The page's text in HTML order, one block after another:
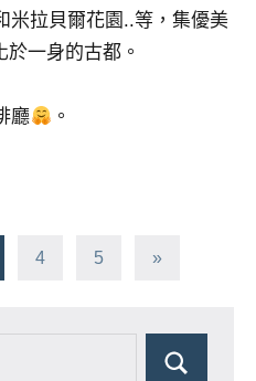
米拉貝爾花園..等，集優美
一身的古都。
廳
。
4 5
Next
»